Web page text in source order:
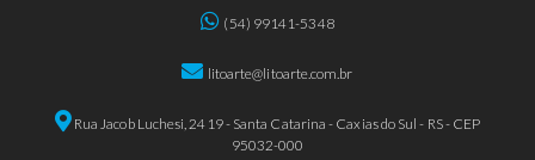
(54) 99141-5348
litoarte@litoarte.com.br
Rua Jacob Luchesi, 2419 - Santa Catarina - Caxias do Sul - RS - CEP
95032-000